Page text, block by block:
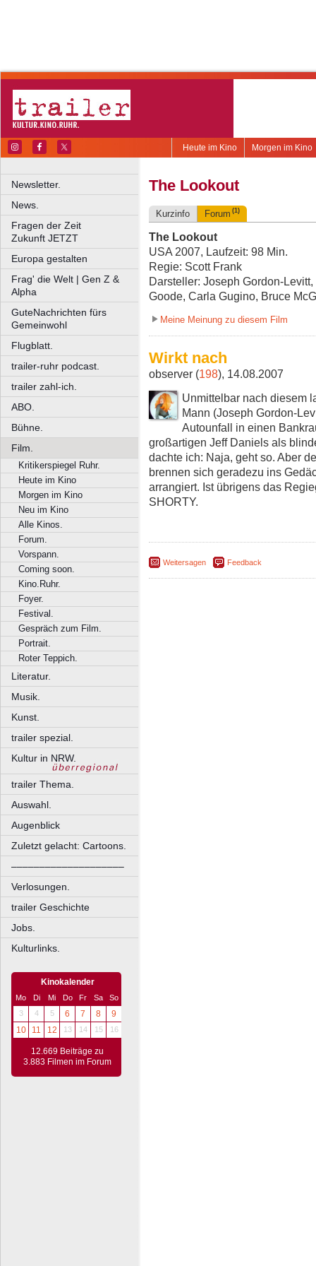
Morgen im Kino
Heute im Kino
Newsletter.
News.
Fragen der Zeit
Zukunft JETZT
Europa gestalten
Frag' die Welt | Gen Z &
Alpha
GuteNachrichten fürs
Gemeinwohl
Flugblatt.
trailer-ruhr podcast.
trailer zahl-ich.
ABO.
Bühne.
Film.
Kritikerspiegel Ruhr.
Heute im Kino
Morgen im Kino
Neu im Kino
Alle Kinos.
Forum.
Vorspann.
Coming soon.
Kino.Ruhr.
Foyer.
Festival.
Gespräch zum Film.
Portrait.
Roter Teppich.
Literatur.
Musik.
Kunst.
trailer spezial.
Kultur in NRW.
trailer Thema.
Auswahl.
Augenblick
Zuletzt gelacht: Cartoons.
––––––––––––––––––––
Verlosungen.
trailer Geschichte
Jobs.
Kulturlinks.
Kinokalender
Mo Di Mi Do Fr Sa
So
3
4 5 6 7 8
9
10
11 12 13 14 15 16
12.669 Beiträge zu
3.883 Filmen im Forum
The Lookout
Kurzinfo Forum (1)
The Lookout
USA 2007, Laufzeit: 98 Min.
Regie: Scott Frank
Darsteller: Joseph Gordon-
Goode, Carla Gugino, Bruce
Meine Meinung zu diesem Film
Wirkt nach
observer (198), 14.08.2007
Unmittelbar nach diesem
Mann (Joseph Gordon-
Autounfall in einen
großartigen Jeff Daniels als
dachte ich: Naja, geht so. Aber
brennen sich geradezu ins
arrangiert. Ist übrigens das
SHORTY.
Weitersagen Feedback